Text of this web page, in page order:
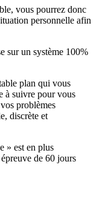
vous pourrez donc
personnelle afin
sur un système 100%
plan qui vous
à suivre pour vous
problèmes
discrète et
» est en plus
de 60 jours